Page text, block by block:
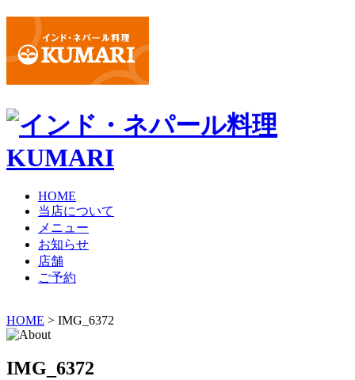
HOME
当店について
メニュー
お知らせ
店舗
ご予約
HOME > IMG_6372
IMG_6372